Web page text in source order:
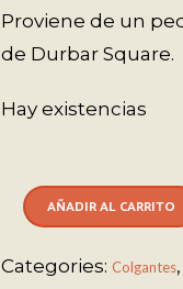
Proviene de un
de Durbar Square.
Hay existencias
AÑADIR AL CARRITO
Categories: Colgantes,